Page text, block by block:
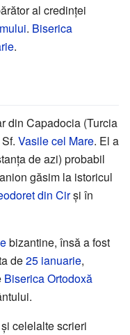
al credinței
. Biserica
.
din Capadocia (Turcia
Vasile cel Mare. El a
de azi) probabil
găsim la istoricul
din Cirși în
bizantine, însă a fost
de25 ianuarie,
Biserica Ortodoxă
celelalte scrieri